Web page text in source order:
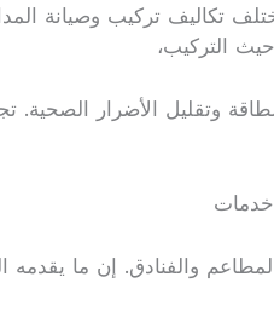
تكاليف تركيب وصيانة
التركيب،
وتقليل الأضرار
خدمات
والفنادق. إن ما